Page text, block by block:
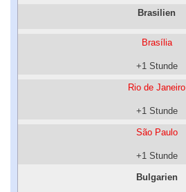
Brasilien
Brasília
+1 Stunde
Rio de Janeiro
+1 Stunde
São Paulo
+1 Stunde
Bulgarien